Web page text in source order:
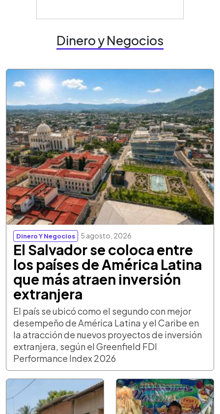
Dinero y Negocios
Dinero Y Negocios 5 agosto, 2026
El Salvador se coloca entre
los países de América Latina
que más atraen inversión
extranjera
El país se ubicó como el segundo con mejor
desempeño de América Latina y el Caribe en
la atracción de nuevos proyectos de inversión
extranjera, según el Greenfield FDI
Performance Index 2026